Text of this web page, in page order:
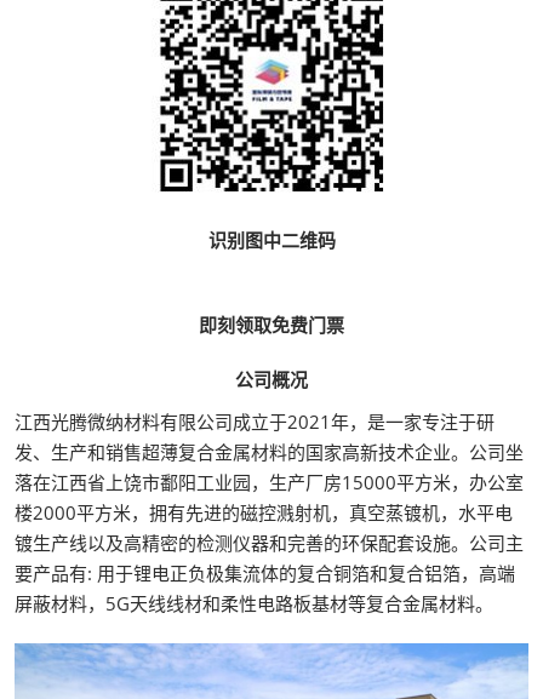
识别图中二维码
即刻领取免费门票
公司概况
江西光腾微纳材料有限公司成立于2021年，是一家专注于研
发、生产和销售超薄复合金属材料的国家高新技术企业。公司坐
落在江西省上饶市鄱阳工业园，生产厂房15000平方米，办公室
楼2000平方米，拥有先进的磁控溅射机，真空蒸镀机，水平电
镀生产线以及高精密的检测仪器和完善的环保配套设施。公司主
要产品有: 用于锂电正负极集流体的复合铜箔和复合铝箔，高端
屏蔽材料，5G天线线材和柔性电路板基材等复合金属材料。